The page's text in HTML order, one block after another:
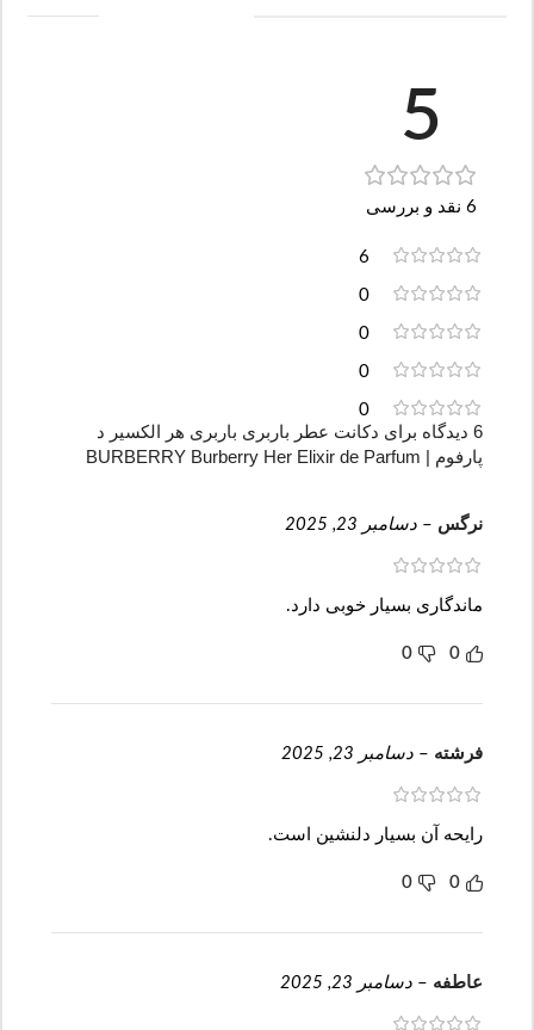
5
6 نقد و بررسی
6
0
0
0
0
6 دیدگاه برای
دکانت عطر باربری باربری هر الکسیر د
پارفوم | BURBERRY Burberry Her Elixir de Parfum
نرگس – دسامبر 23, 2025
ماندگاری بسیار خوبی دارد.
0
0
فرشته – دسامبر 23, 2025
رایحه آن بسیار دلنشین است.
0
0
عاطفه – دسامبر 23, 2025